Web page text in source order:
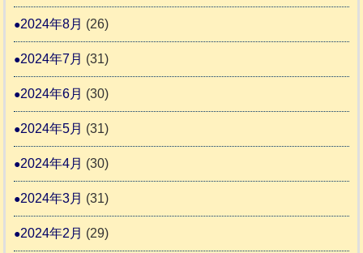
2024年8月 (26)
2024年7月 (31)
2024年6月 (30)
2024年5月 (31)
2024年4月 (30)
2024年3月 (31)
2024年2月 (29)